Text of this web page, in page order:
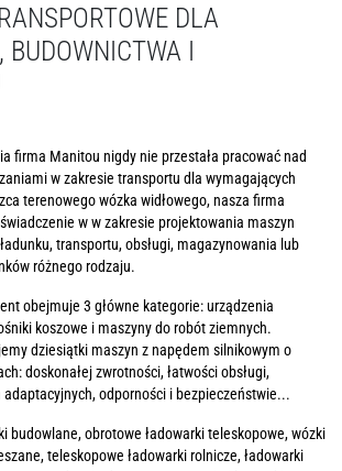
DLA
BUDOWNICTWA I
firma Manitou nigdy nie przestała pracować nad
w zakresie transportu dla wymagających
terenowego wózka widłowego, nasza firma
w w zakresie projektowania maszyn
transportu, obsługi, magazynowania lub
różnego rodzaju.
obejmuje 3 główne kategorie: urządzenia
koszowe i maszyny do robót ziemnych.
dziesiątki maszyn z napędem silnikowym o
doskonałej zwrotności, łatwości obsługi,
odporności i bezpieczeństwie...
budowlane, obrotowe ładowarki teleskopowe, wózki
teleskopowe ładowarki rolnicze, ładowarki